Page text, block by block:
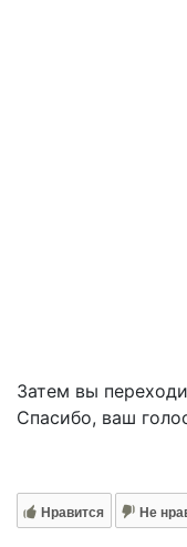
Затем вы
Спасибо, ваш
Нравится Не